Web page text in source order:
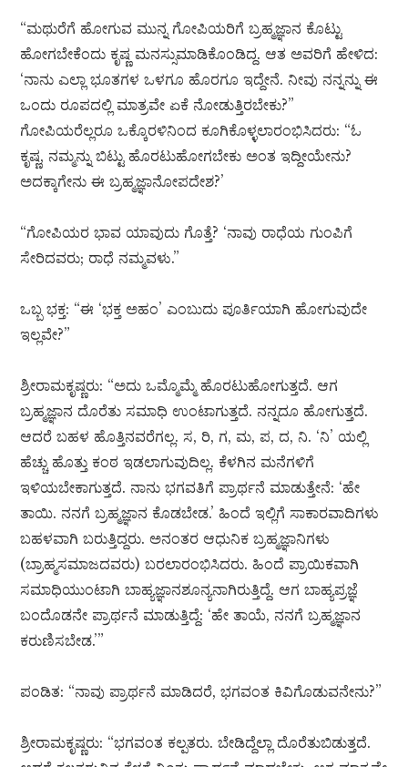
“ಮಥುರೆಗೆ ಹೋಗುವ ಮುನ್ನ ಗೋಪಿಯರಿಗೆ ಬ್ರಹ್ಮಜ್ಞಾನ ಕೊಟ್ಟು
ಹೋಗಬೇಕೆಂದು ಕೃಷ್ಣ ಮನಸ್ಸುಮಾಡಿಕೊಂಡಿದ್ದ. ಆತ ಅವರಿಗೆ ಹೇಳಿದ:
‘ನಾನು ಎಲ್ಲಾ ಭೂತಗಳ ಒಳಗೂ ಹೊರಗೂ ಇದ್ದೇನೆ. ನೀವು ನನ್ನನ್ನು ಈ
ಒಂದು ರೂಪದಲ್ಲಿ ಮಾತ್ರವೇ ಏಕೆ ನೋಡುತ್ತಿರಬೇಕು?”
ಗೋಪಿಯರೆಲ್ಲರೂ ಒಕ್ಕೊರಳಿನಿಂದ ಕೂಗಿಕೊಳ್ಳಲಾರಂಭಿಸಿದರು: “ಓ
ಕೃಷ್ಣ, ನಮ್ಮನ್ನು ಬಿಟ್ಟು ಹೊರಟುಹೋಗಬೇಕು ಅಂತ ಇದ್ದೀಯೇನು?
ಅದಕ್ಕಾಗೇನು ಈ ಬ್ರಹ್ಮಜ್ಞಾನೋಪದೇಶ?’
“ಗೋಪಿಯರ ಭಾವ ಯಾವುದು ಗೊತ್ತೆ? ‘ನಾವು ರಾಧೆಯ ಗುಂಪಿಗೆ
ಸೇರಿದವರು; ರಾಧೆ ನಮ್ಮವಳು.”
ಒಬ್ಬ ಭಕ್ತ: “ಈ ‘ಭಕ್ತ ಅಹಂ’ ಎಂಬುದು ಪೂರ್ತಿಯಾಗಿ ಹೋಗುವುದೇ
ಇಲ್ಲವೇ?”
ಶ್ರೀರಾಮಕೃಷ್ಣರು: “ಅದು ಒಮ್ಮೊಮ್ಮೆ ಹೊರಟುಹೋಗುತ್ತದೆ. ಆಗ
ಬ್ರಹ್ಮಜ್ಞಾನ ದೊರೆತು ಸಮಾಧಿ ಉಂಟಾಗುತ್ತದೆ. ನನ್ನದೂ ಹೋಗುತ್ತದೆ.
ಆದರೆ ಬಹಳ ಹೊತ್ತಿನವರೆಗಲ್ಲ. ಸ, ರಿ, ಗ, ಮ, ಪ, ದ, ನಿ. ‘ನಿ’ ಯಲ್ಲಿ
ಹೆಚ್ಚು ಹೊತ್ತು ಕಂಠ ಇಡಲಾಗುವುದಿಲ್ಲ. ಕೆಳಗಿನ ಮನೆಗಳಿಗೆ
ಇಳಿಯಬೇಕಾಗುತ್ತದೆ. ನಾನು ಭಗವತಿಗೆ ಪ್ರಾರ್ಥನೆ ಮಾಡುತ್ತೇನೆ: ‘ಹೇ
ತಾಯಿ. ನನಗೆ ಬ್ರಹ್ಮಜ್ಞಾನ ಕೊಡಬೇಡ.’ ಹಿಂದೆ ಇಲ್ಲಿಗೆ ಸಾಕಾರವಾದಿಗಳು
ಬಹಳವಾಗಿ ಬರುತ್ತಿದ್ದರು. ಅನಂತರ ಆಧುನಿಕ ಬ್ರಹ್ಮಜ್ಞಾನಿಗಳು
(ಬ್ರಾಹ್ಮಸಮಾಜದವರು) ಬರಲಾರಂಭಿಸಿದರು. ಹಿಂದೆ ಪ್ರಾಯಿಕವಾಗಿ
ಸಮಾಧಿಯುಂಟಾಗಿ ಬಾಹ್ಯಜ್ಞಾನಶೂನ್ಯನಾಗಿರುತ್ತಿದ್ದೆ. ಆಗ ಬಾಹ್ಯಪ್ರಜ್ಞೆ
ಬಂದೊಡನೇ ಪ್ರಾರ್ಥನೆ ಮಾಡುತ್ತಿದ್ದೆ: ‘ಹೇ ತಾಯೆ, ನನಗೆ ಬ್ರಹ್ಮಜ್ಞಾನ
ಕರುಣಿಸಬೇಡ.’”
ಪಂಡಿತ: “ನಾವು ಪ್ರಾರ್ಥನೆ ಮಾಡಿದರೆ, ಭಗವಂತ ಕಿವಿಗೊಡುವನೇನು?”
ಶ್ರೀರಾಮಕೃಷ್ಣರು: “ಭಗವಂತ ಕಲ್ಪತರು. ಬೇಡಿದ್ದೆಲ್ಲಾ ದೊರೆತುಬಿಡುತ್ತದೆ.